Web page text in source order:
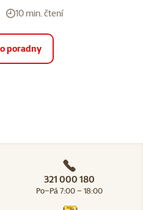
10 min. čtení
poradny
321 000 180
Po–Pá 7:00 – 18:00